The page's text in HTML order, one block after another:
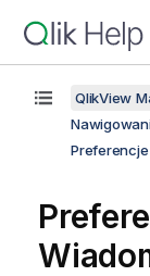
QlikView